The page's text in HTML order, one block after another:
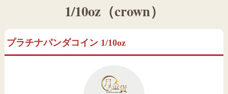
1/10oz（crown）
プラチナパンダコイン 1/10oz